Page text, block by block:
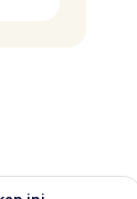
akhir